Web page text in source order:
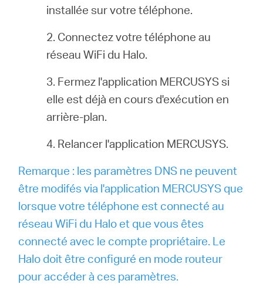
installée sur votre téléphone.
2. Connectez votre téléphone au
réseau WiFi du Halo.
3. Fermez l'application MERCUSYS si
elle est déjà en cours d'exécution en
arrière-plan.
4. Relancer l'application MERCUSYS.
Remarque : les paramètres DNS ne peuvent
être modifés via l'application MERCUSYS que
lorsque votre téléphone est connecté au
réseau WiFi du Halo et que vous êtes
connecté avec le compte propriétaire. Le
Halo doit être configuré en mode routeur
pour accéder à ces paramètres.